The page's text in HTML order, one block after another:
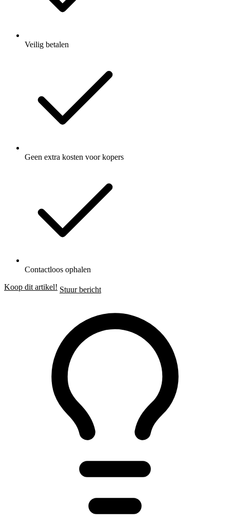
Veilig betalen
Geen extra kosten voor kopers
Contactloos ophalen
Koop dit artikel! Stuur bericht